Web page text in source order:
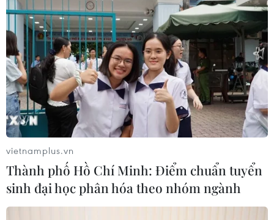
Theo dõi VietnamPlus
TIN LIÊN QUAN
vietnamplus.vn
Thành phố Hồ Chí Minh: Điểm chuẩn tuyển
sinh đại học phân hóa theo nhóm ngành